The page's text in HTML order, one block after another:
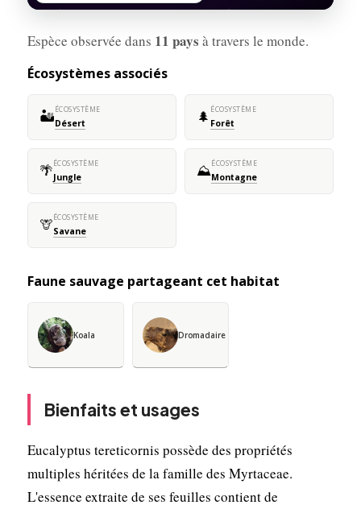
Espèce observée dans 11 pays à travers le monde.
Écosystèmes associés
🏜️ÉCOSYSTÈME
Désert 🌲 ÉCOSYSTÈME
Forêt
🌴ÉCOSYSTÈME
Jungle ⛰️ÉCOSYSTÈME
Montagne
🦒ÉCOSYSTÈME
Savane
Faune sauvage partageant cet habitat
Koala Dromadaire
Bienfaits et usages
Eucalyptus tereticornis possède des propriétés
multiples héritées de la famille des Myrtaceae.
L'essence extraite de ses feuilles contient de